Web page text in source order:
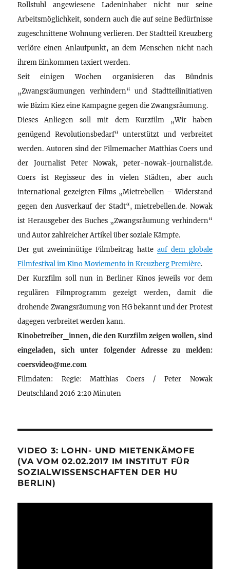
Rollstuhl angewiesene Ladeninhaber nicht nur seine
Arbeitsmöglichkeit, sondern auch die auf seine Bedürfnisse
zugeschnittene Wohnung verlieren. Der Stadtteil Kreuzberg
verlöre einen Anlaufpunkt, an dem Menschen nicht nach
ihrem Einkommen taxiert werden.
Seit einigen Wochen organisieren das Bündnis
„Zwangsräumungen verhindern“ und Stadtteilinitiativen
wie Bizim Kiez eine Kampagne gegen die Zwangsräumung.
Dieses Anliegen soll mit dem Kurzfilm „Wir haben
genügend Revolutionsbedarf“ unterstützt und verbreitet
werden. Autoren sind der Filmemacher Matthias Coers und
der Journalist Peter Nowak, peter-nowak-journalist.de.
Coers ist Regisseur des in vielen Städten, aber auch
international gezeigten Films „Mietrebellen – Widerstand
gegen den Ausverkauf der Stadt“, mietrebellen.de. Nowak
ist Herausgeber des Buches „Zwangsräumung verhindern“
und Autor zahlreicher Artikel über soziale Kämpfe.
Der gut zweiminütige Filmbeitrag hatte auf dem globale
Filmfestival im Kino Moviemento in Kreuzberg Première.
Der Kurzfilm soll nun in Berliner Kinos jeweils vor dem
regulären Filmprogramm gezeigt werden, damit die
drohende Zwangsräumung von HG bekannt und der Protest
dagegen verbreitet werden kann.
Kinobetreiber_innen, die den Kurzfilm zeigen wollen, sind
eingeladen, sich unter folgender Adresse zu melden:
coersvideo@me.com
Filmdaten: Regie: Matthias Coers / Peter Nowak
Deutschland 2016 2:20 Minuten
VIDEO 3: LOHN- UND MIETENKÄMOFE
(VA VOM 02.02.2017 IM INSTITUT FÜR
SOZIALWISSENSCHAFTEN DER HU
BERLIN)